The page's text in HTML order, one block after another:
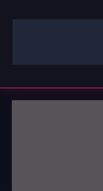
Inhalt